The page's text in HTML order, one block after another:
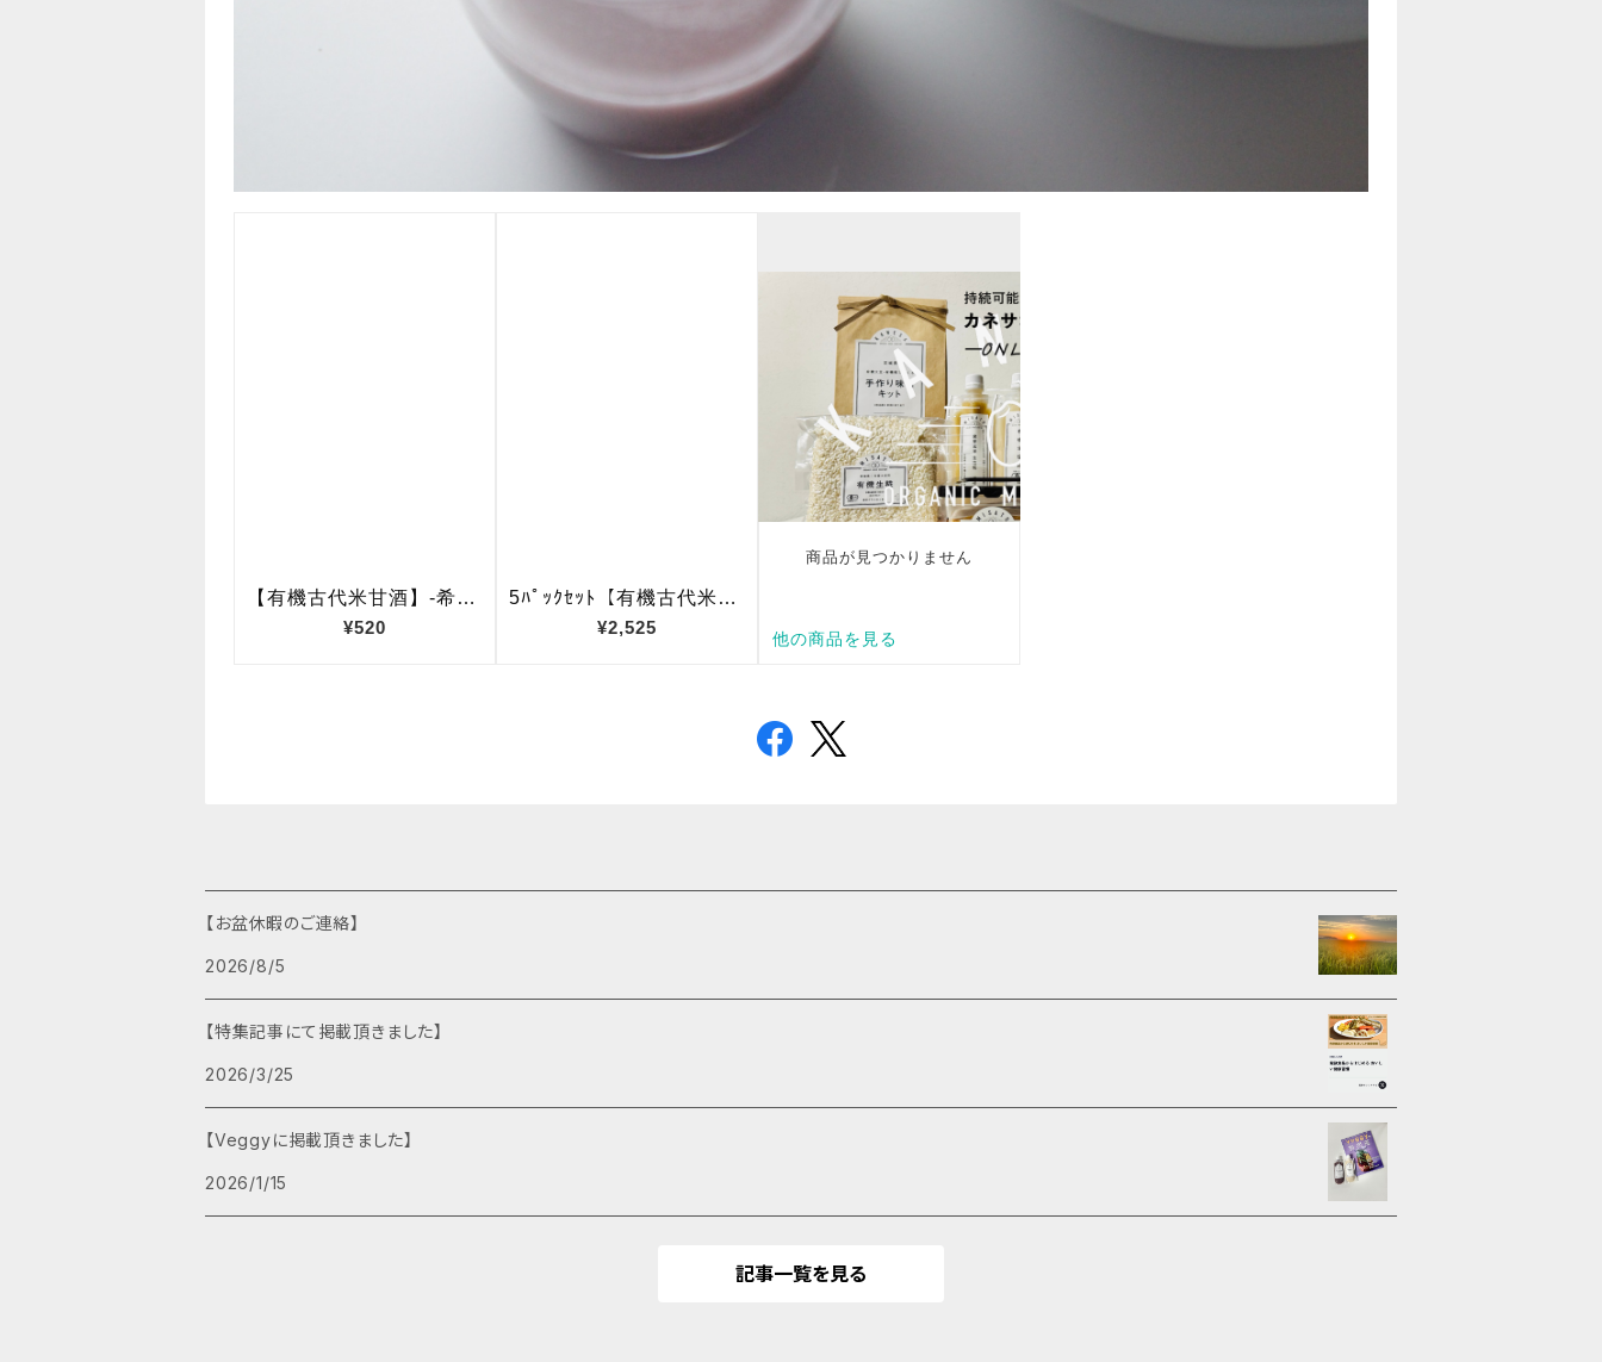
【お盆休暇のご連絡】
2026/8/5
【特集記事にて掲載頂きました】
2026/3/25
【Veggyに掲載頂きました】
2026/1/15
記事一覧を見る